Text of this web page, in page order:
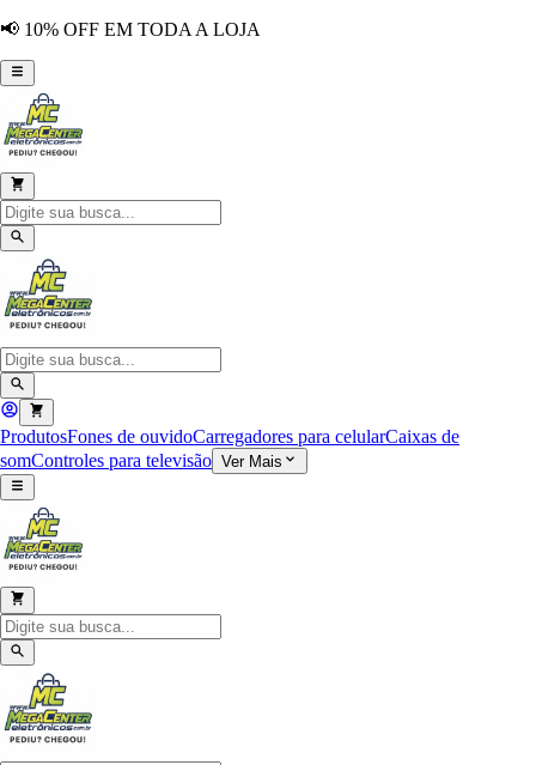
📢 10% OFF EM TODA A LOJA
ProdutosFones de ouvidoCarregadores para celularCaixas de
somControles para televisão Ver Mais